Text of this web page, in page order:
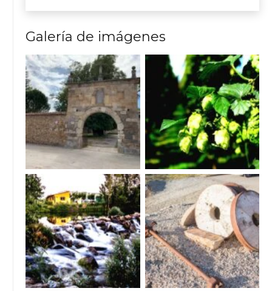
Galería de imágenes